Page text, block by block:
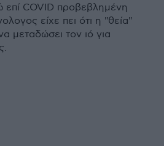
επί COVID προβεβλημένη
είχε πει ότι η "θεία"
μεταδώσει τον ιό για